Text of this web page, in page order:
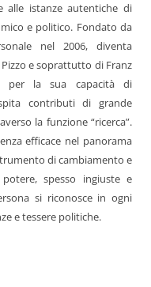
alle istanze autentiche di
e politico. Fondato da
nel 2006, diventa
e soprattutto di Franz
per la sua capacità di
contributi di grande
la funzione “ricerca”.
efficace nel panorama
di cambiamento e
spesso ingiuste e
si riconosce in ogni
e tessere politiche.